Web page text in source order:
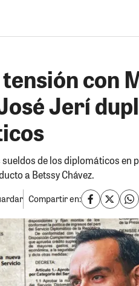
tensión con
Jerí
de los diplomáticos en
a Betssy Chávez.
Compartir en: